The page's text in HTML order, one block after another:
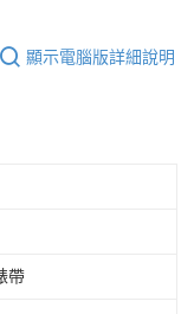
顯示電腦版詳細說明
帶